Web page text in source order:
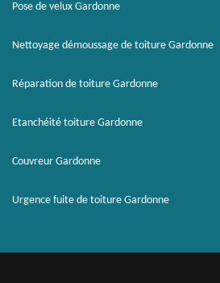
Pose de velux Gardonne
Nettoyage démoussage de toiture Gardonne
Réparation de toiture Gardonne
Etanchéité toiture Gardonne
Couvreur Gardonne
Urgence fuite de toiture Gardonne